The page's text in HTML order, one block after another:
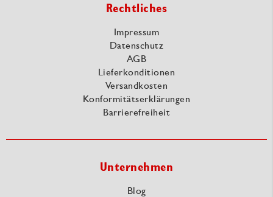
Rechtliches
Impressum
Datenschutz
AGB
Lieferkonditionen
Versandkosten
Konformitätserklärungen
Barrierefreiheit
Unternehmen
Blog